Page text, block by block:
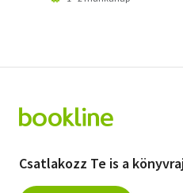
Csatlakozz Te is a